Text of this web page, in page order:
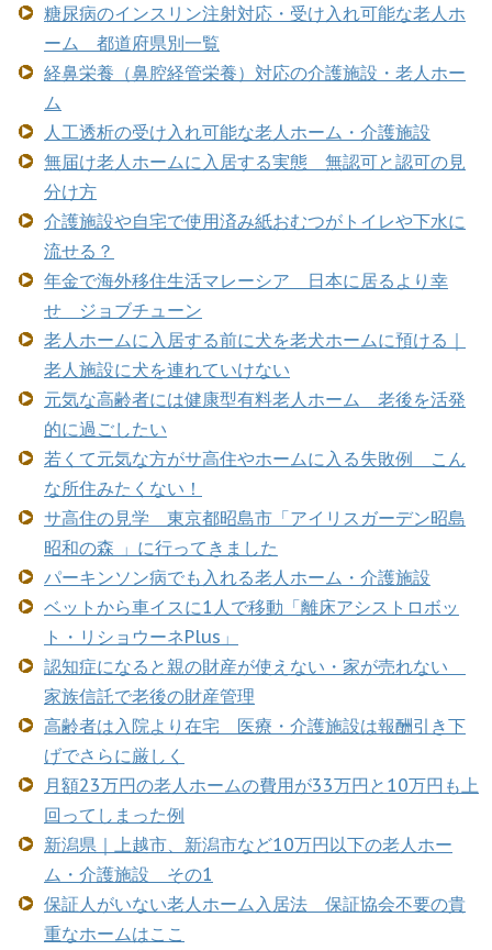
糖尿病のインスリン注射対応・受け入れ可能な老人ホ
ーム 都道府県別一覧
経鼻栄養（鼻腔経管栄養）対応の介護施設・老人ホー
ム
人工透析の受け入れ可能な老人ホーム・介護施設
無届け老人ホームに入居する実態 無認可と認可の見
分け方
介護施設や自宅で使用済み紙おむつがトイレや下水に
流せる？
年金で海外移住生活マレーシア 日本に居るより幸
せ ジョブチューン
老人ホームに入居する前に犬を老犬ホームに預ける｜
老人施設に犬を連れていけない
元気な高齢者には健康型有料老人ホーム 老後を活発
的に過ごしたい
若くて元気な方がサ高住やホームに入る失敗例 こん
な所住みたくない！
サ高住の見学 東京都昭島市「アイリスガーデン昭島
昭和の森 」に行ってきました
パーキンソン病でも入れる老人ホーム・介護施設
ベットから車イスに1人で移動「離床アシストロボッ
ト・リショウーネPlus」
認知症になると親の財産が使えない・家が売れない
家族信託で老後の財産管理
高齢者は入院より在宅 医療・介護施設は報酬引き下
げでさらに厳しく
月額23万円の老人ホームの費用が33万円と10万円も上
回ってしまった例
新潟県｜上越市、新潟市など10万円以下の老人ホー
ム・介護施設 その1
保証人がいない老人ホーム入居法 保証協会不要の貴
重なホームはここ